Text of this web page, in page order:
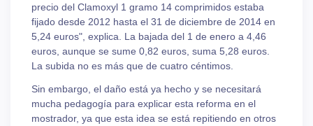
precio del Clamoxyl 1 gramo 14 comprimidos estaba
fijado desde 2012 hasta el 31 de diciembre de 2014 en
5,24 euros", explica. La bajada del 1 de enero a 4,46
euros, aunque se sume 0,82 euros, suma 5,28 euros.
La subida no es más que de cuatro céntimos.
Sin embargo, el daño está ya hecho y se necesitará
mucha pedagogía para explicar esta reforma en el
mostrador, ya que esta idea se está repitiendo en otros